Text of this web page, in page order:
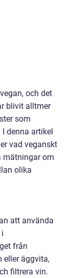
och det
blivit alltmer
som
denna artikel
vad veganskt
mätningar om
olika
att använda
från
eller äggvita,
filtrera vin.